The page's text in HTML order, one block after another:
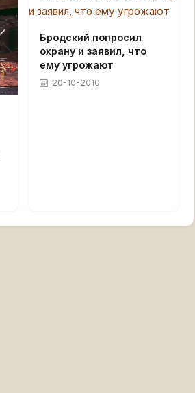
Бродский попросил
охрану и заявил, что
ему угрожают
20-10-2010